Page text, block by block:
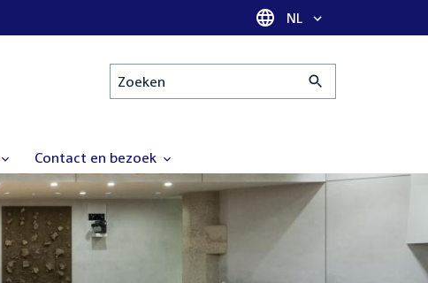
Taal selectie
NL
Zoeken
Contact en bezoek